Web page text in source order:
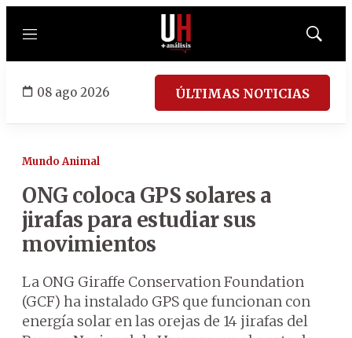
Menú
Mostrar
08 ago 2026 ÚLTIMAS NOTICIAS
Mundo Animal
ONG coloca GPS solares a
jirafas para estudiar sus
movimientos
La ONG Giraffe Conservation Foundation
(GCF) ha instalado GPS que funcionan con
energía solar en las orejas de 14 jirafas del